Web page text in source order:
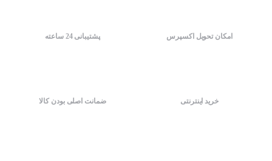
امکان تحویل اکسپرس پشتیبانی 24 ساعته
خرید اینترنتی ضمانت اصلی بودن کالا